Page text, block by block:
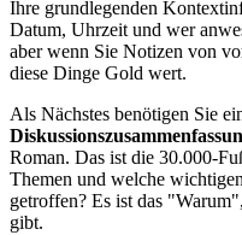
Ihre grundlegenden
Datum, Uhrzeit und wer
aber wenn Sie Notizen von
diese Dinge Gold wert.
Als Nächstes benötigen Sie
Roman. Das ist die 30.000-
Themen und welche
getroffen? Es ist das
gibt.